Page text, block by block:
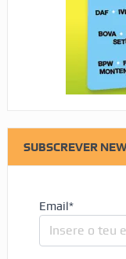
SUBSCREVER
Email*